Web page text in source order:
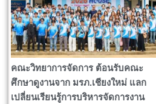
คณะวิทยาการจัดการ ต้อนรับคณะ
ศึกษาดูงานจาก มรภ.เชียงใหม่ แลก
เปลี่ยนเรียนรู้การบริหารจัดการงาน